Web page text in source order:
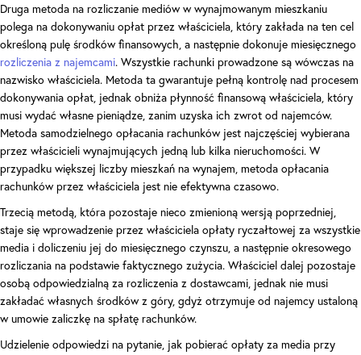
Druga metoda na rozliczanie mediów w wynajmowanym mieszkaniu
polega na dokonywaniu opłat przez właściciela, który zakłada na ten cel
określoną pulę środków finansowych, a następnie dokonuje miesięcznego
rozliczenia z najemcami. Wszystkie rachunki prowadzone są wówczas na
nazwisko właściciela. Metoda ta gwarantuje pełną kontrolę nad procesem
dokonywania opłat, jednak obniża płynność finansową właściciela, który
musi wydać własne pieniądze, zanim uzyska ich zwrot od najemców.
Metoda samodzielnego opłacania rachunków jest najczęściej wybierana
przez właścicieli wynajmujących jedną lub kilka nieruchomości. W
przypadku większej liczby mieszkań na wynajem, metoda opłacania
rachunków przez właściciela jest nie efektywna czasowo.
Trzecią metodą, która pozostaje nieco zmienioną wersją poprzedniej,
staje się wprowadzenie przez właściciela opłaty ryczałtowej za wszystkie
media i doliczeniu jej do miesięcznego czynszu, a następnie okresowego
rozliczania na podstawie faktycznego zużycia. Właściciel dalej pozostaje
osobą odpowiedzialną za rozliczenia z dostawcami, jednak nie musi
zakładać własnych środków z góry, gdyż otrzymuje od najemcy ustaloną
w umowie zaliczkę na spłatę rachunków.
Udzielenie odpowiedzi na pytanie, jak pobierać opłaty za media przy